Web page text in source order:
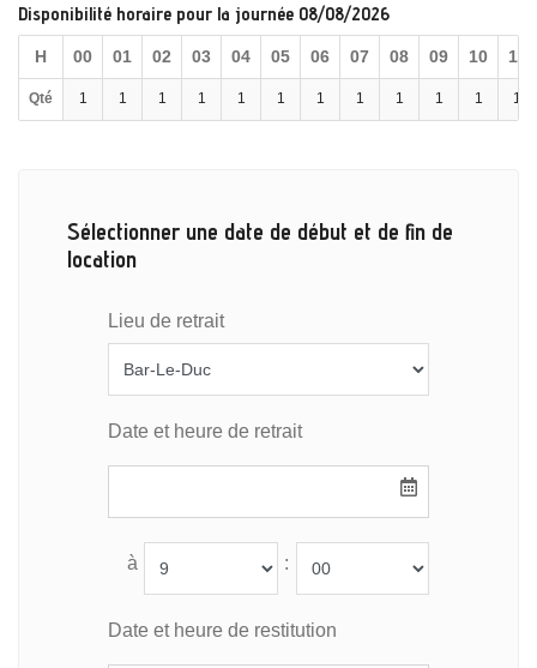
Disponibilité horaire pour la journée 08/08/2026
H 00 01 02 03 04 05 06 07 08 09 10 11
Qté 1 1 1 1 1 1 1 1 1 1 1 1
Sélectionner une date de début et de fin de
location
Lieu de retrait
Date et heure de retrait
à :
Date et heure de restitution